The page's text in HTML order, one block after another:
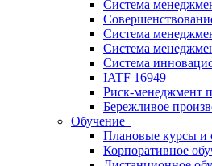
Система
Система
Система
Система
IATF 16949
Риск-менеджмент
Бережливое
Обучение
Плановые курсы и
Корпоративное